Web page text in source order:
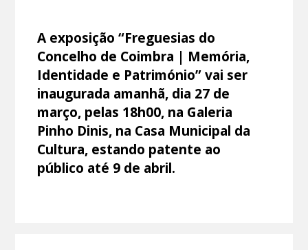
A exposição “Freguesias do
Concelho de Coimbra | Memória,
Identidade e Património” vai ser
inaugurada amanhã, dia 27 de
março, pelas 18h00, na Galeria
Pinho Dinis, na Casa Municipal da
Cultura, estando patente ao
público até 9 de abril.